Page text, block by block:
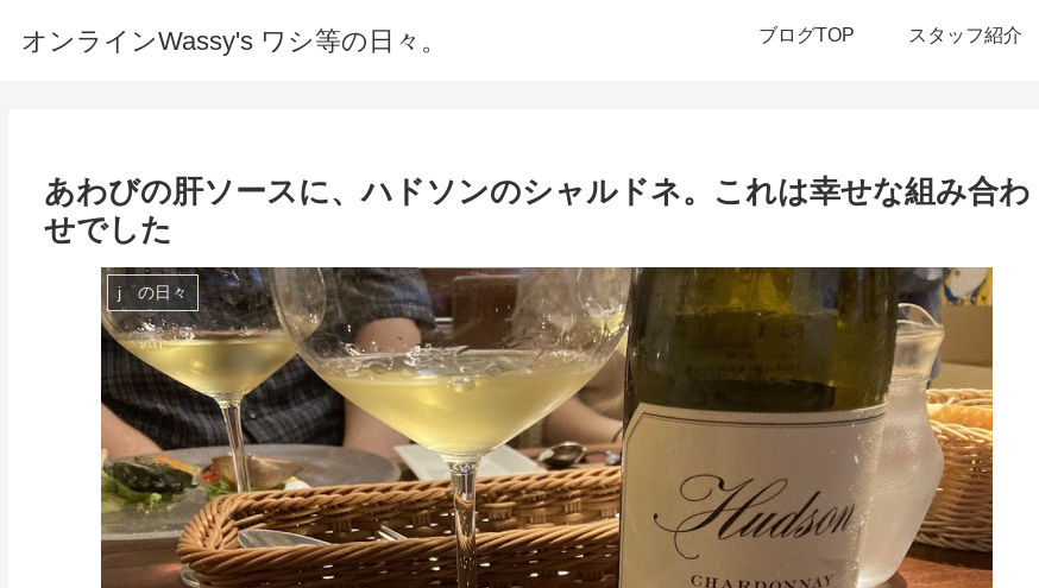
オンラインWassy's ワシ等の日々。 ブログTOP スタッフ紹介
あわびの肝ソースに、ハドソンのシャルドネ。これは幸せな組み合わ
せでした
j の日々